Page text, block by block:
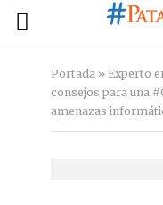
Portada» Experto
consejos para una
amenazas